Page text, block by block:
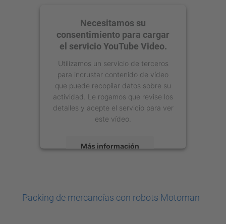
Necesitamos su
consentimiento para cargar
el servicio YouTube Video.
Utilizamos un servicio de terceros
para incrustar contenido de vídeo
que puede recopilar datos sobre su
actividad. Le rogamos que revise los
detalles y acepte el servicio para ver
este vídeo.
Más información
Management Platform
Packing de mercancías con robots Motoman